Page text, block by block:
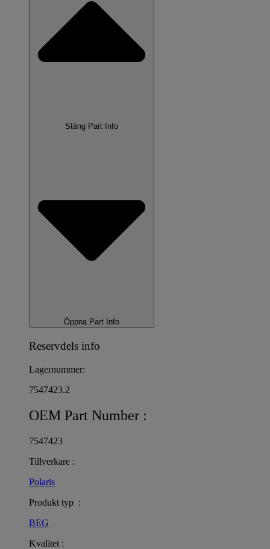
Stäng Part Info
Öppna Part Info
Reservdels info
Lagernummer:
7547423.2
OEM Part Number :
7547423
Tillverkare :
Polaris
Produkt typ :
BEG
Kvalitet :